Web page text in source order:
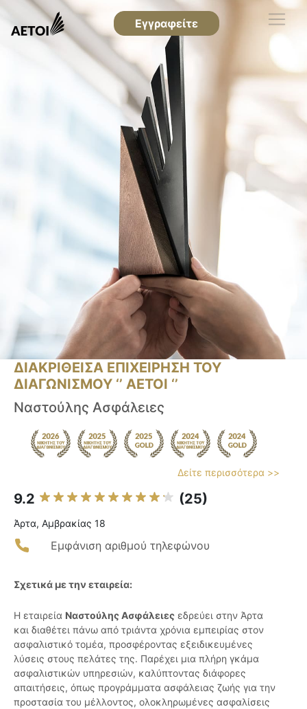
Εγγραφείτε
ΔΙΑΚΡΙΘΕΙΣΑ ΕΠΙΧΕΙΡΗΣΗ ΤΟΥ
ΔΙΑΓΩΝΙΣΜΟΥ ‘’ ΑΕΤΟΙ ‘’
Ναστούλης Ασφάλειες
Δείτε περισσότερα >>
9.2 (25)
Άρτα, Αμβρακίας 18
Εμφάνιση αριθμού τηλεφώνου
Σχετικά με την εταιρεία:
Η εταιρεία Ναστούλης Ασφάλειες εδρεύει στην Άρτα
και διαθέτει πάνω από τριάντα χρόνια εμπειρίας στον
ασφαλιστικό τομέα, προσφέροντας εξειδικευμένες
λύσεις στους πελάτες της. Παρέχει μια πλήρη γκάμα
ασφαλιστικών υπηρεσιών, καλύπτοντας διάφορες
απαιτήσεις, όπως προγράμματα ασφάλειας ζωής για την
προστασία του μέλλοντος, ολοκληρωμένες ασφαλίσεις